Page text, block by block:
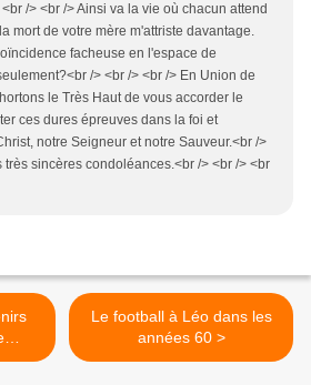
/> <br /> Ainsi va la vie où chacun attend
mort de votre mère m'attriste davantage.
facheuse en l'espace de
/> <br /> <br /> En Union de
le Très Haut de vous accorder le
ces dures épreuves dans la foi et
notre Seigneur et notre Sauveur.<br />
très sincères condoléances.<br /> <br /> <br
Le football à Léo dans les
années 60 >